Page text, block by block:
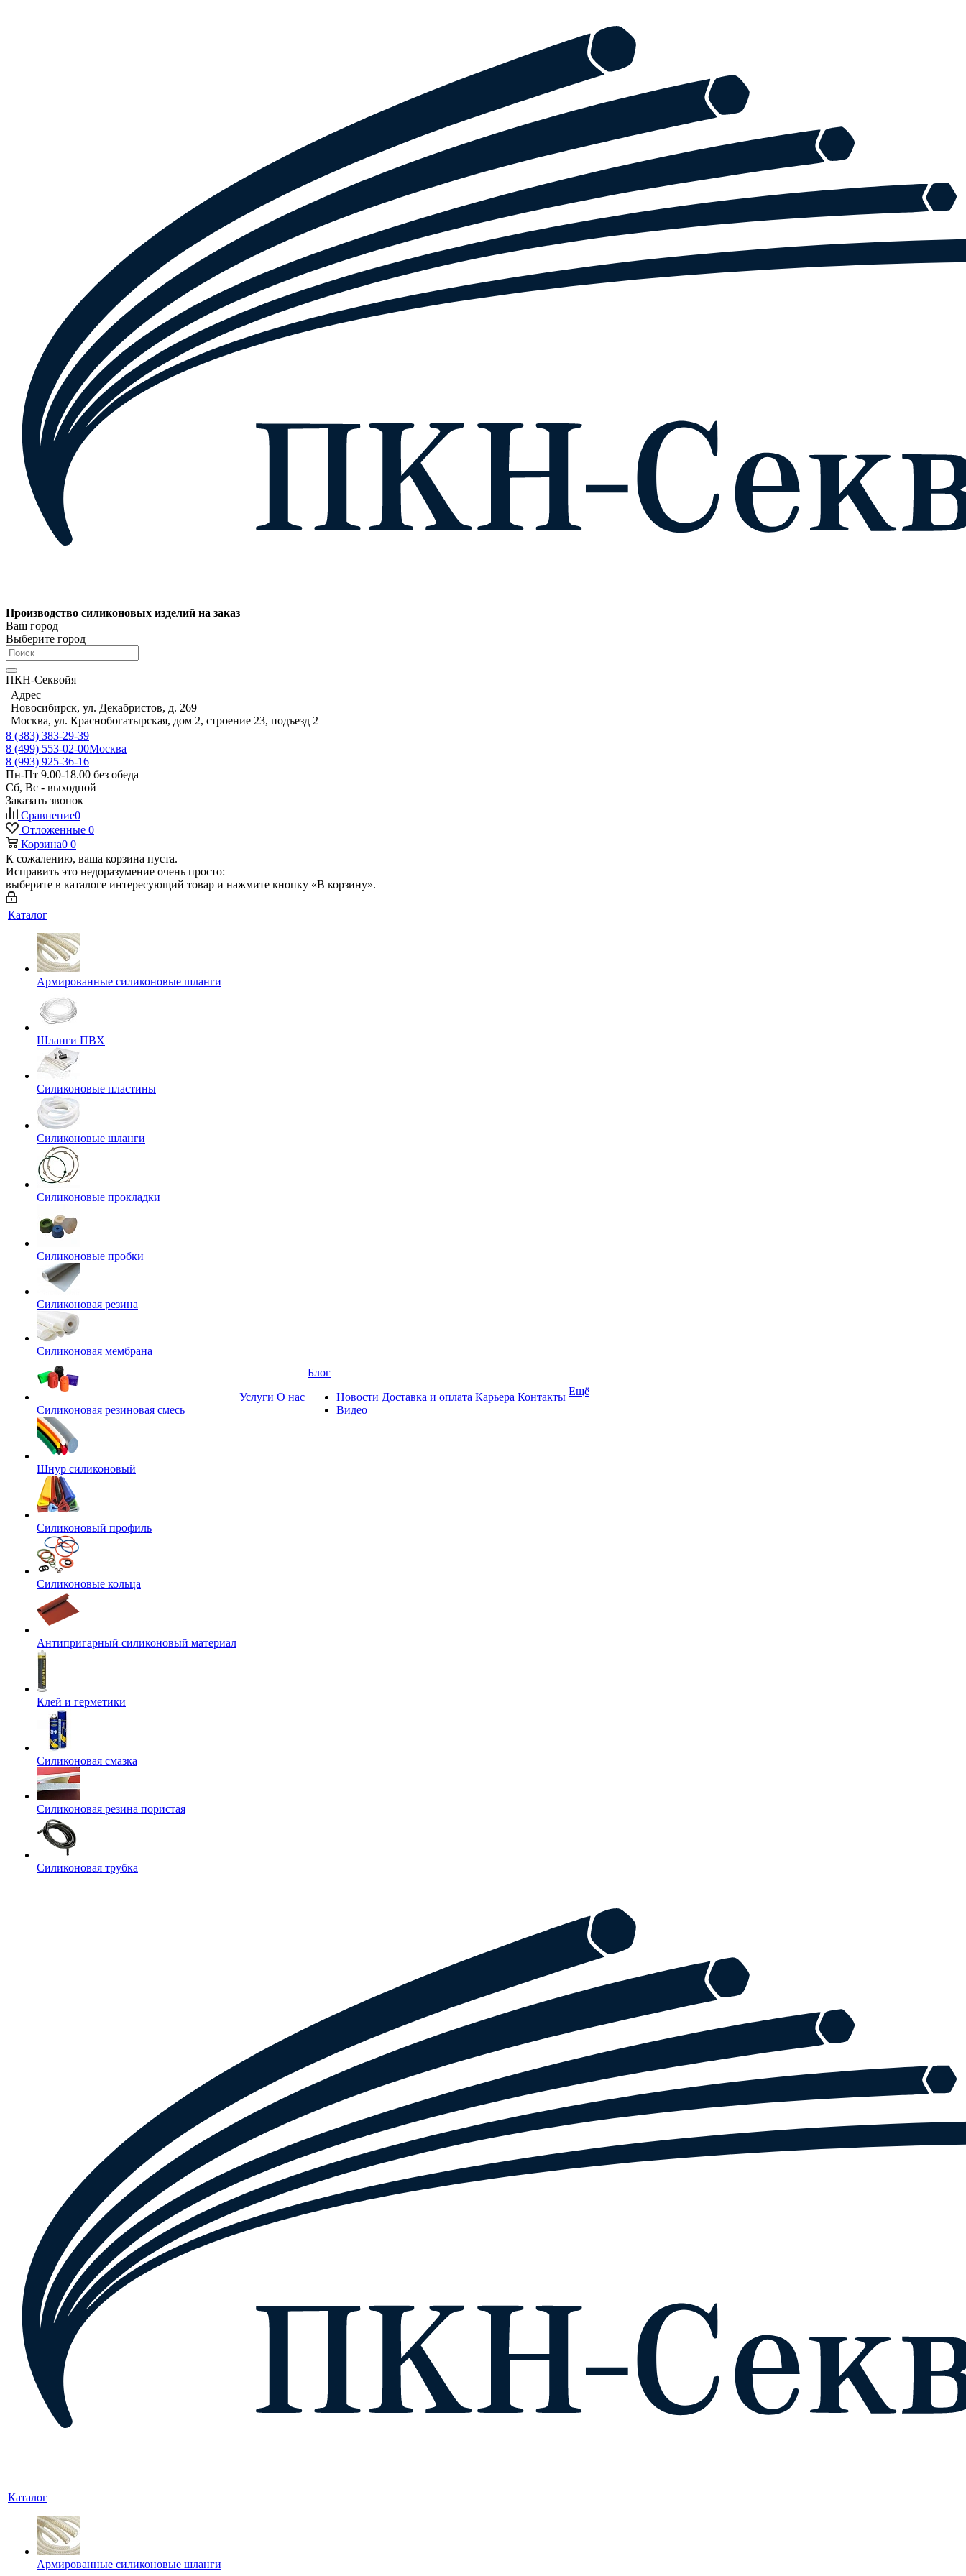
Производство силиконовых изделий на заказ
Ваш город
Выберите город
ПКН-Секвойя
Адрес
Новосибирск, ул. Декабристов, д. 269
Москва, ул. Краснобогатырская, дом 2, строение 23, подъезд 2
8 (383) 383-29-39
8 (499) 553-02-00Москва
8 (993) 925-36-16
Пн-Пт 9.00-18.00 без обеда
Сб, Вс - выходной
Заказать звонок
Сравнение0
Отложенные 0
Корзина0 0
К сожалению, ваша корзина пуста.
Исправить это недоразумение очень просто:
выберите в каталоге интересующий товар и нажмите кнопку «В корзину».
Каталог
Армированные силиконовые шланги
Шланги ПВХ
Силиконовые пластины
Силиконовые шланги
Силиконовые прокладки
Силиконовые пробки
Силиконовая резина
Силиконовая мембрана
Силиконовая резиновая смесь
Шнур силиконовый
Силиконовый профиль
Силиконовые кольца
Антипригарный силиконовый материал
Клей и герметики
Силиконовая смазка
Силиконовая резина пористая
Силиконовая трубка
Услуги О нас
Блог
Новости
Видео
Доставка и оплата Карьера Контакты Ещё
Каталог
Армированные силиконовые шланги